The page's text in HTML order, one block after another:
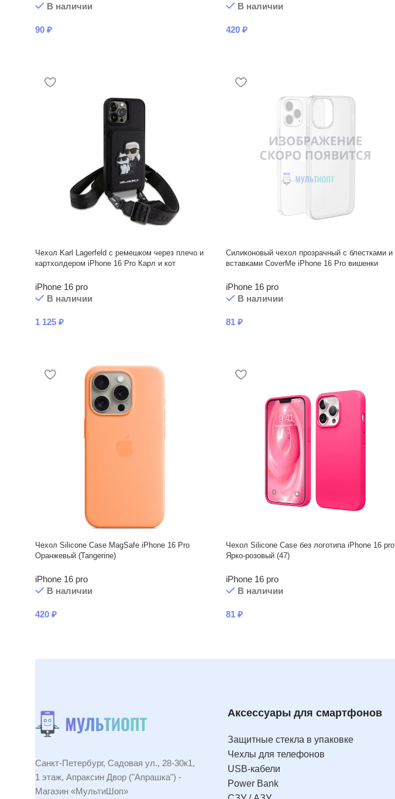
В наличии
90 ₽
В наличии
420 ₽
Чехол Karl Lagerfeld с ремешком через плечо и
картхолдером iPhone 16 Pro Карл и кот
iPhone 16 pro
В наличии
1 125 ₽
Силиконовый чехол прозрачный с блестками и
вставками CoverMe iPhone 16 Pro вишенки
iPhone 16 pro
В наличии
81 ₽
Чехол Silicone Case MagSafe iPhone 16 Pro
Оранжевый (Tangerine)
iPhone 16 pro
В наличии
420 ₽
Чехол Silicone Case без логотипа iPhone 16 pro
Ярко-розовый (47)
iPhone 16 pro
В наличии
81 ₽
Санкт-Петербург, Садовая ул., 28-30к1,
1 этаж, Апраксин Двор ("Апрашка") -
Магазин «МультиШоп»
Аксессуары для смартфонов
Защитные стекла в упаковке
Чехлы для телефонов
USB-кабели
Power Bank